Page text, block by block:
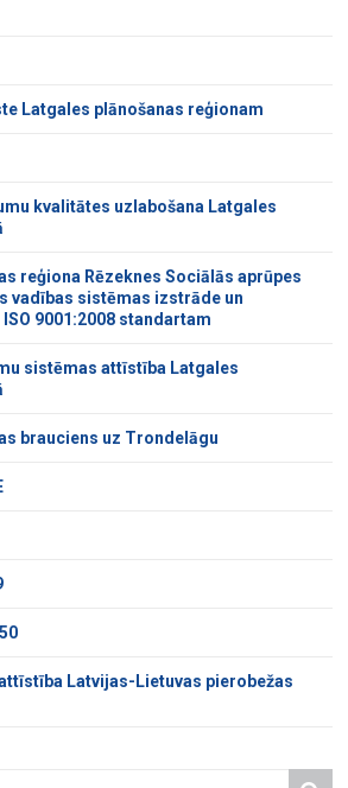
Latgales plānošanas reģionam
kvalitātes uzlabošana Latgales
reģiona Rēzeknes Sociālās aprūpes
vadības sistēmas izstrāde un
9001:2008 standartam
sistēmas attīstība Latgales
brauciens uz Trondelāgu
Latvijas-Lietuvas pierobežas